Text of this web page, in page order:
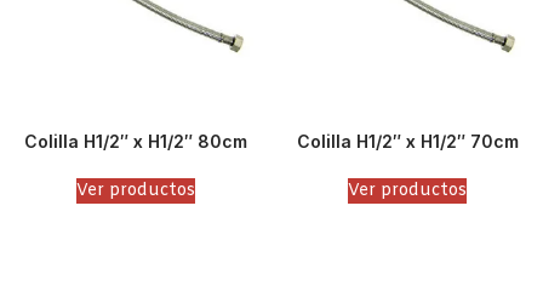
Colilla H1/2″ x H1/2″ 80cm
Ver productos
Colilla H1/2″ x H1/2″ 70cm
Ver productos